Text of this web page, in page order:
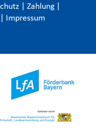
Zahlung
Impressum